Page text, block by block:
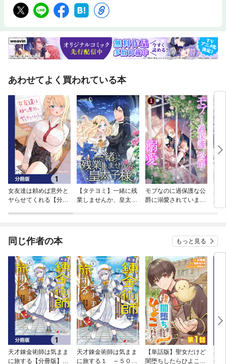
あわせてよく買われている本
女友達は頼めば意外と
ヤらせてくれる【分冊
【タテヨミ】一緒に残
業しませんか、皇太子
モブなのに過保護な公
爵に溺愛されています
同じ作者の本 もっと見る
天才錬金術師は気まま
に旅する【分冊版】
天才錬金術師は気まま
に旅する１ ～５００
【単話版】聖女だけど
闇堕ちしたらひよこに
異
手